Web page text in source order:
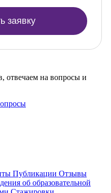
заявку
отвечаем на вопросы и
Публикации Отзывы
об образовательной